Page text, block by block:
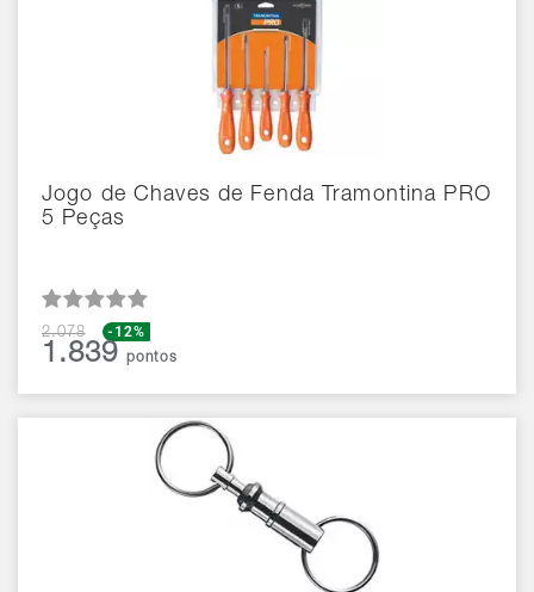
Jogo de Chaves de Fenda Tramontina PRO
5 Peças
2.078 -12%
1.839pontos